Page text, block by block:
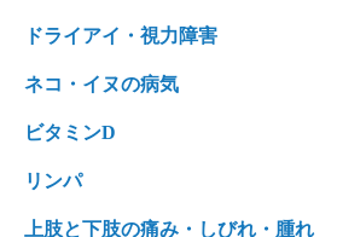
ドライアイ・視力障害
ネコ・イヌの病気
ビタミンD
リンパ
上肢と下肢の痛み・しびれ・腫れ